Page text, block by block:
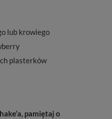
lub krowiego
plasterków
pamiętaj o